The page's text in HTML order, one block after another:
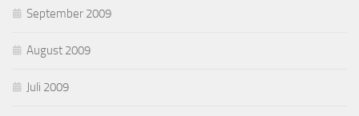
September 2009
August 2009
Juli 2009